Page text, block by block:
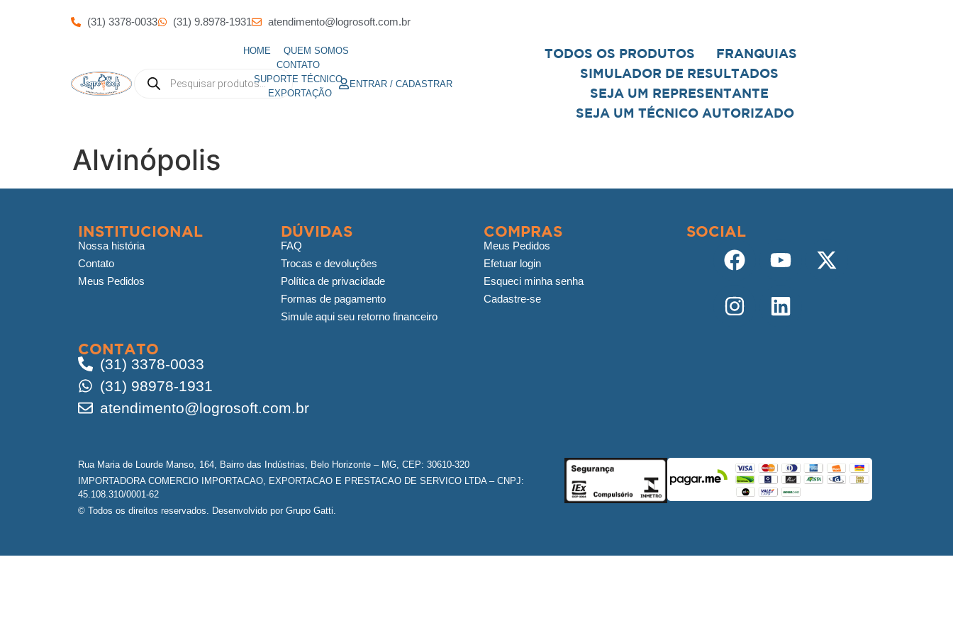
(31) 3378-0033 (31) 9.8978-1931 atendimento@logrosoft.com.br
HOME
QUEM SOMOS
CONTATO
SUPORTE TÉCNICO
EXPORTAÇÃO
ENTRAR / CADASTRAR
TODOS OS PRODUTOS
FRANQUIAS
SIMULADOR DE RESULTADOS
SEJA UM REPRESENTANTE
SEJA UM TÉCNICO AUTORIZADO
Alvinópolis
INSTITUCIONAL
Nossa história
Contato
Meus Pedidos
DÚVIDAS
FAQ
Trocas e devoluções
Política de privacidade
Formas de pagamento
Simule aqui seu retorno financeiro
COMPRAS
Meus Pedidos
Efetuar login
Esqueci minha senha
Cadastre-se
SOCIAL
CONTATO
(31) 3378-0033
(31) 98978-1931
atendimento@logrosoft.com.br
Rua Maria de Lourde Manso, 164, Bairro das Indústrias, Belo Horizonte – MG, CEP: 30610-320
IMPORTADORA COMERCIO IMPORTACAO, EXPORTACAO E PRESTACAO DE SERVICO LTDA – CNPJ:
45.108.310/0001-62
© Todos os direitos reservados. Desenvolvido por Grupo Gatti.